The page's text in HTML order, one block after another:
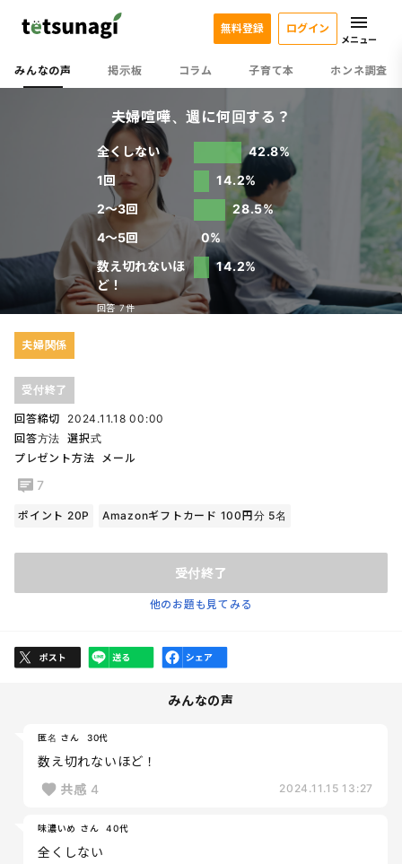
みんなの声 掲示板 コラム 子育て本 ホンネ調査
無料登録 ログイン
メニュー
夫婦喧嘩、週に何回する？
全くしない
42.8%
1回
14.2%
2～3回
28.5%
4～5回
0%
数え切れないほ
ど！
14.2%
回答 7件
夫婦関係
受付終了
回答締切
2024.11.18 00:00
回答方法 選択式
プレゼント方法
メール
7
ポイント 20P Amazonギフトカード 100円分 5名
受付終了
他のお題も見てみる
みんなの声
匿名 さん 30代
数え切れないほど！
共感 4 2024.11.15 13:27
味濃いめ さん 40代
全くしない